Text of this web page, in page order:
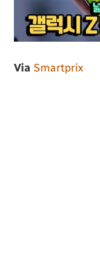
Via Smartprix